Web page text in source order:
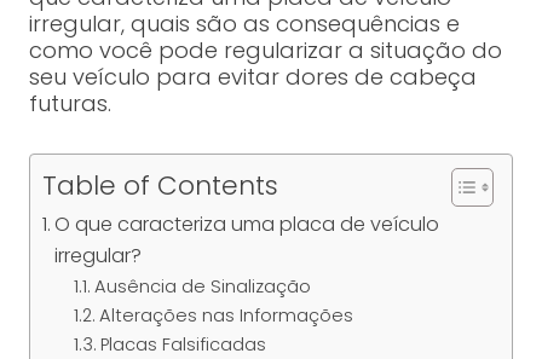
irregular, quais são as consequências e
como você pode regularizar a situação do
seu veículo para evitar dores de cabeça
futuras.
Table of Contents
O que caracteriza uma placa de veículo
irregular?
Ausência de Sinalização
Alterações nas Informações
Placas Falsificadas